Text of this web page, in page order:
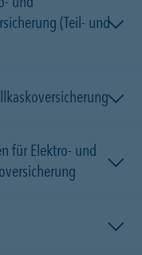
(Teil- und
für Elektro- und